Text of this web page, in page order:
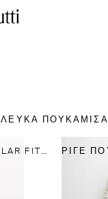
ΛΕΥΚΆ ΠΟΥΚΆΜΙΣΑ
ΠΟΥΚΆΜΙΣΟ REGULAR FIT ΜΕ ΚΟΝΤΌ ΜΑΝΊΚΙ ΑΠΌ 100% ΛΙΝΌ